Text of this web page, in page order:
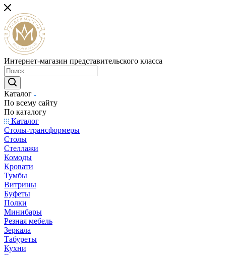
Интернет-магазин представительского класса
Каталог
По всему сайту
По каталогу
Каталог
Столы-трансформеры
Столы
Стеллажи
Комоды
Кровати
Тумбы
Витрины
Буфеты
Полки
Минибары
Резная мебель
Зеркала
Табуреты
Кухни